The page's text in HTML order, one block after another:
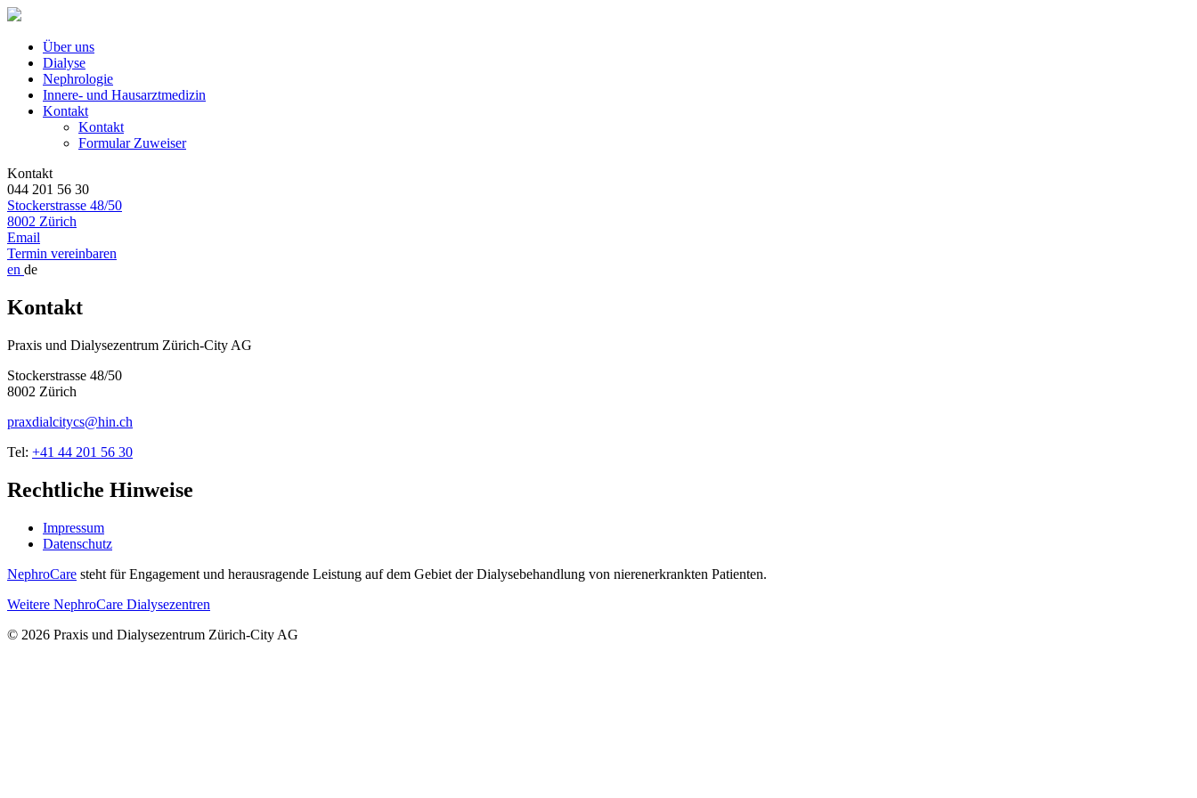
Über uns
Dialyse
Nephrologie
Innere- und Hausarztmedizin
Kontakt
Kontakt
Formular Zuweiser
Kontakt
044 201 56 30
Stockerstrasse 48/50
8002 Zürich
Email
Termin vereinbaren
en de
Kontakt
Praxis und Dialysezentrum Zürich-City AG
Stockerstrasse 48/50
8002 Zürich
praxdialcitycs@hin.ch
Tel: +41 44 201 56 30
Rechtliche Hinweise
Impressum
Datenschutz
NephroCare steht für Engagement und herausragende Leistung auf dem Gebiet der Dialysebehandlung von nierenerkrankten Patienten.
Weitere NephroCare Dialysezentren
© 2026 Praxis und Dialysezentrum Zürich-City AG